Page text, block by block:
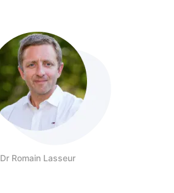
Dr Romain Lasseur